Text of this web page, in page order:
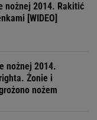
nożnej 2014. Rakitić
[WIDEO]
nożnej 2014.
Żonie i
nożem